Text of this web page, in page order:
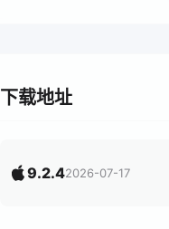
下载地址
9.2.42026-07-17